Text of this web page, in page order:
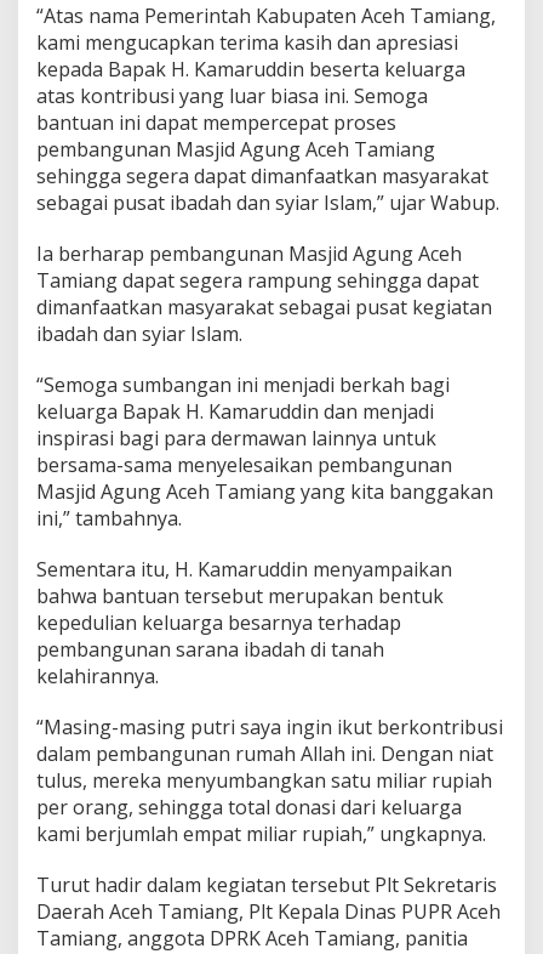
j
i
d
A
g
u
n
“Atas nama Pemerintah Kabupaten Aceh Tamiang,
kami mengucapkan terima kasih dan apresiasi
kepada Bapak H. Kamaruddin beserta keluarga
atas kontribusi yang luar biasa ini. Semoga
bantuan ini dapat mempercepat proses
pembangunan Masjid Agung Aceh Tamiang
sehingga segera dapat dimanfaatkan masyarakat
sebagai pusat ibadah dan syiar Islam,” ujar Wabup.
Ia berharap pembangunan Masjid Agung Aceh
Tamiang dapat segera rampung sehingga dapat
dimanfaatkan masyarakat sebagai pusat kegiatan
ibadah dan syiar Islam.
“Semoga sumbangan ini menjadi berkah bagi
keluarga Bapak H. Kamaruddin dan menjadi
inspirasi bagi para dermawan lainnya untuk
bersama-sama menyelesaikan pembangunan
Masjid Agung Aceh Tamiang yang kita banggakan
ini,” tambahnya.
Sementara itu, H. Kamaruddin menyampaikan
bahwa bantuan tersebut merupakan bentuk
kepedulian keluarga besarnya terhadap
pembangunan sarana ibadah di tanah
kelahirannya.
“Masing-masing putri saya ingin ikut berkontribusi
dalam pembangunan rumah Allah ini. Dengan niat
tulus, mereka menyumbangkan satu miliar rupiah
per orang, sehingga total donasi dari keluarga
kami berjumlah empat miliar rupiah,” ungkapnya.
Turut hadir dalam kegiatan tersebut Plt Sekretaris
Daerah Aceh Tamiang, Plt Kepala Dinas PUPR Aceh
Tamiang, anggota DPRK Aceh Tamiang, panitia